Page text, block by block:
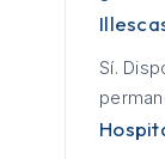
Sí.